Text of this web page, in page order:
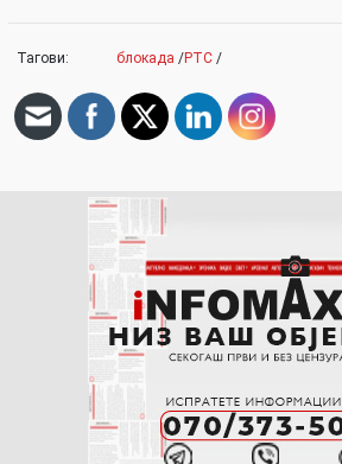
Тагови: блокада /РТС /